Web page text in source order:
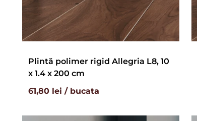
Plintă polimer rigid Allegria L8, 10
x 1.4 x 200 cm
61,80 lei / bucata